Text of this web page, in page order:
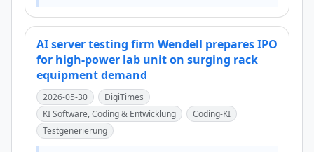
AI server testing firm Wendell prepares IPO
for high-power lab unit on surging rack
equipment demand
2026-05-30
DigiTimes
KI Software, Coding & Entwicklung
Coding-KI
Testgenerierung